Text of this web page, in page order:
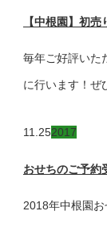
【中根園】初
毎年ご好評いた
に行います！ぜ
11.252017
おせちのご予約
2018年中根園お